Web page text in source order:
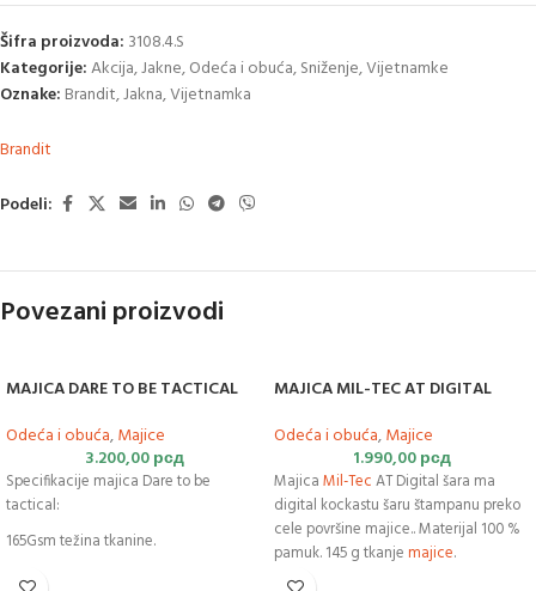
Šifra proizvoda: 3108.4.S
Kategorije:Akcija,Jakne,Odeća i obuća,Sniženje,Vijetnamke
Oznake: Brandit,Jakna,Vijetnamka
Brandit
Podeli:
Povezani proizvodi
MAJICA DARE TO BE TACTICAL
Odeća i obuća,Majice
3.200,00рсд
Specifikacije majica Dare to be
tactical:
165Gsm težina tkanine.
100% Ring-Spun pamuk.
MAJICA MIL-TEC AT DIGITAL
Odeća i obuća,Majice
1.990,00рсд
Majica Mil-Tec AT Digital šara ma
digital kockastu šaru štampanu preko
cele površine majice.. Materijal 100 %
pamuk. 145 g tkanje majice.